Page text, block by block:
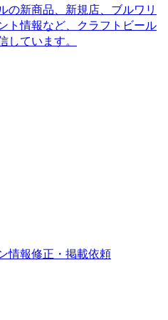
の新商品、新規店、ブルワリ
ト情報など、クラフトビール
しています。
情報修正・掲載依頼